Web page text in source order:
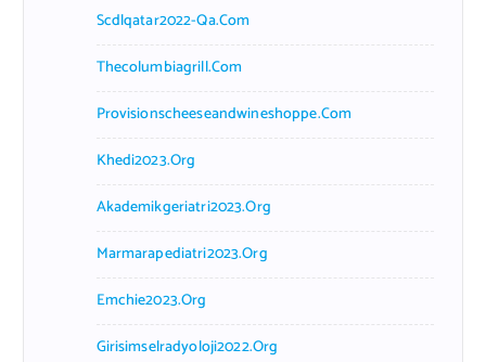
Scdlqatar2022-Qa.com
Thecolumbiagrill.com
Provisionscheeseandwineshoppe.com
Khedi2023.org
Akademikgeriatri2023.org
Marmarapediatri2023.org
Emchie2023.org
Girisimselradyoloji2022.org